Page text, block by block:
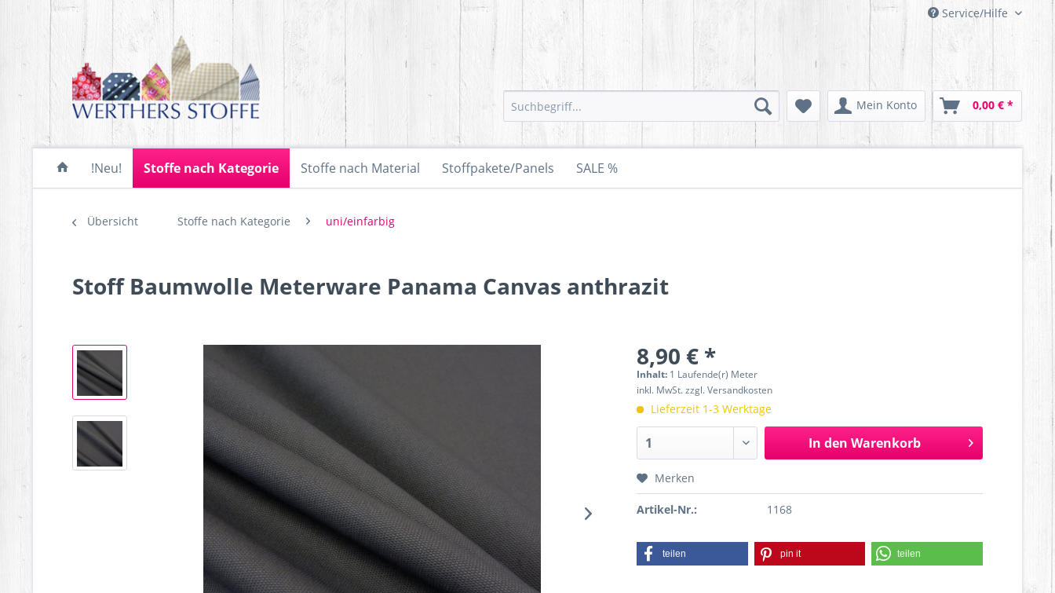
Service/Hilfe
Mein Konto 0,00 € *
!Neu! Stoffe nach Kategorie Stoffe nach Material Stoffpakete/Panels SALE %
Übersicht Stoffe nach Kategorie uni/einfarbig
Stoff Baumwolle Meterware Panama Canvas anthrazit
8,90 € *
Inhalt: 1 Laufende(r) Meter
inkl. MwSt.zzgl. Versandkosten
Lieferzeit 1-3 Werktage
In den Warenkorb
Merken
Artikel-Nr.: 1168
teilen pin it teilen